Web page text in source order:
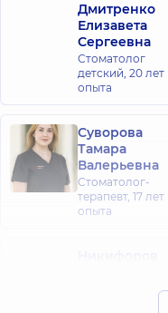
Дмитренко
Елизавета
Сергеевна
Стоматолог
детский, 20 лет
опыта
Суворова
Тамара
Валерьевна
Стоматолог-
терапевт, 17 лет
опыта